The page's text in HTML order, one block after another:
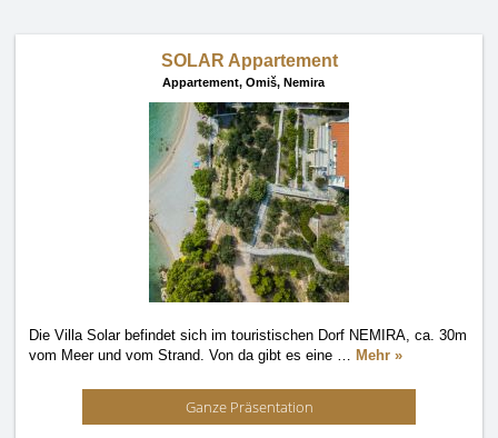
SOLAR Appartement
Appartement, Omiš, Nemira
Die Villa Solar befindet sich im touristischen Dorf NEMIRA, ca. 30m
vom Meer und vom Strand. Von da gibt es eine … Mehr »
Ganze Präsentation